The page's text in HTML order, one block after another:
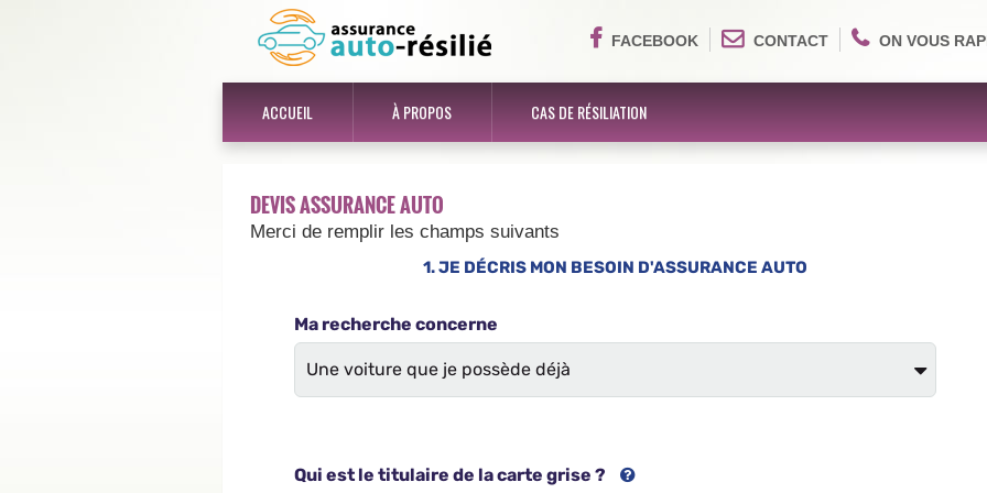
FACEBOOK CONTACT ON VOUS
ACCUEIL À PROPOS CAS DE RÉSILIATION
DEVIS ASSURANCE AUTO
Merci de remplir les champs suivants